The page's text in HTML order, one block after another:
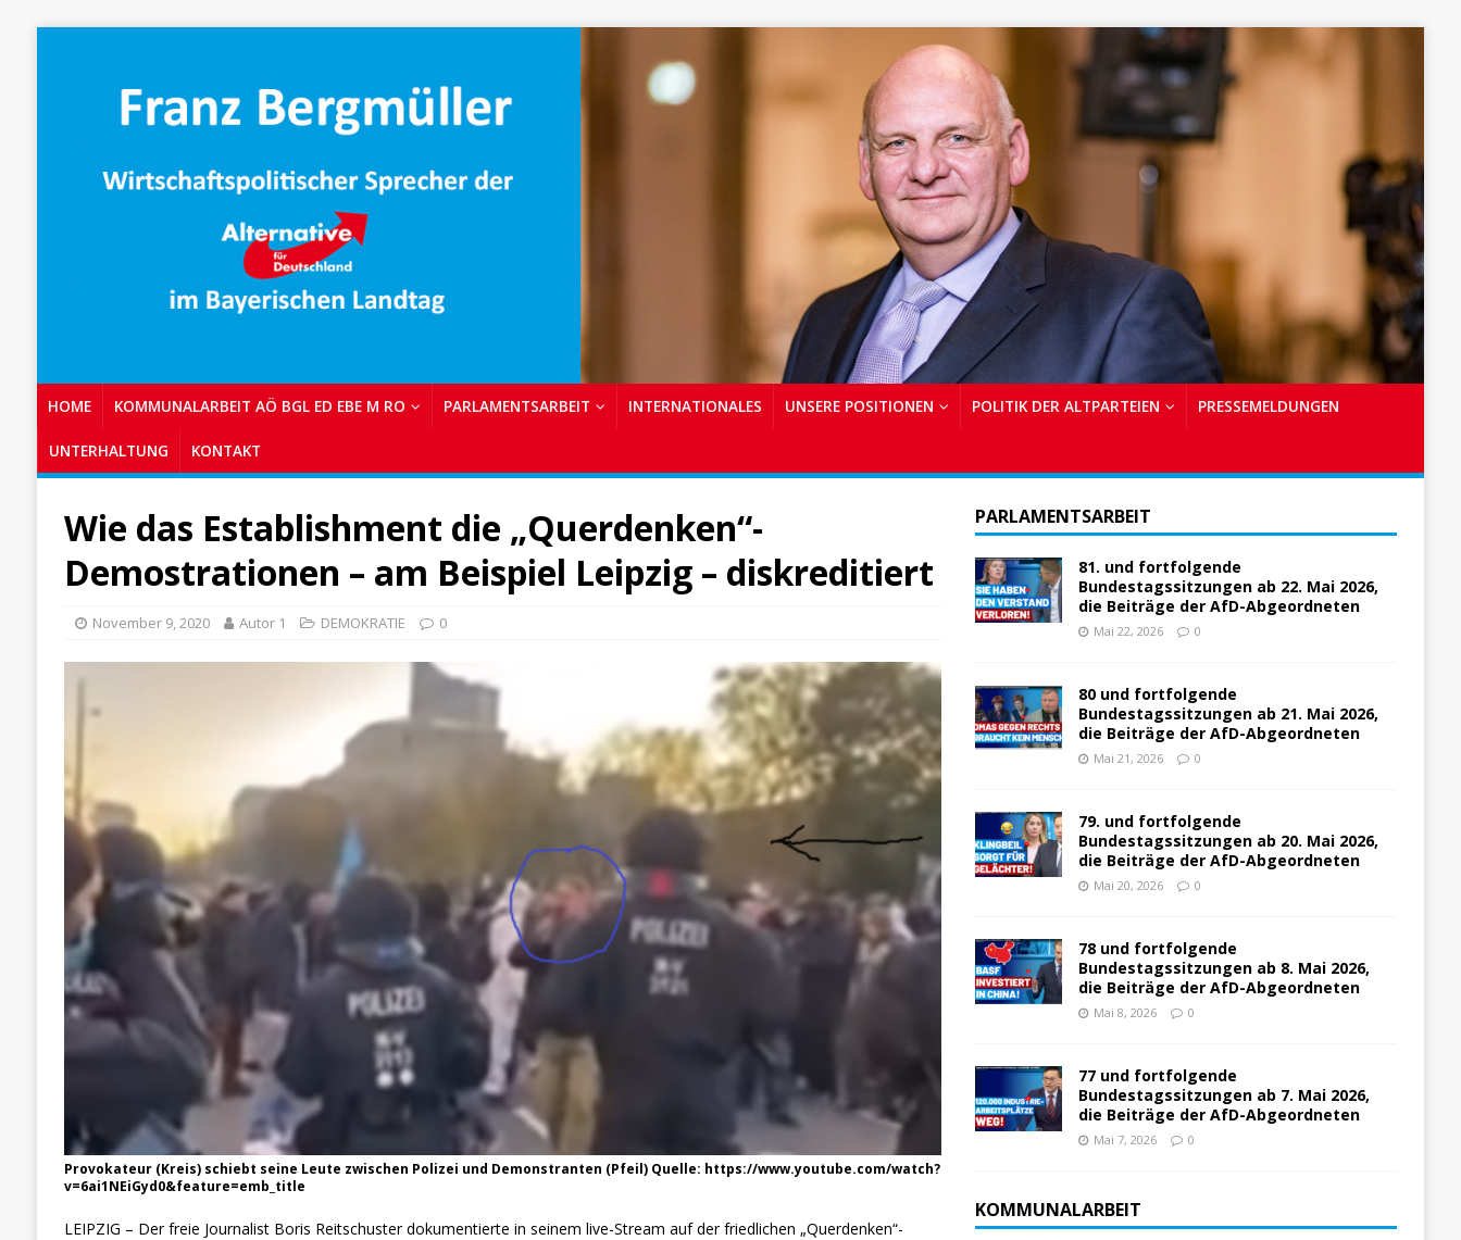
HOME KOMMUNALARBEIT AÖ BGL ED EBE M RO PARLAMENTSARBEIT INTERNATIONALES UNSERE POSITIONEN POLITIK DER ALTPARTEIEN PRESSEMELDUNGEN
UNTERHALTUNG KONTAKT
Wie das Establishment die „Querdenken“-
Demostrationen – am Beispiel Leipzig – diskreditiert
November 9, 2020 Autor 1 DEMOKRATIE 0
Provokateur (Kreis) schiebt seine Leute zwischen Polizei und Demonstranten (Pfeil) Quelle: https://www.youtube.com/watch?
v=6ai1NEiGyd0&feature=emb_title
LEIPZIG – Der freie Journalist Boris Reitschuster dokumentierte in seinem live-Stream auf der friedlichen „Querdenken“-
PARLAMENTSARBEIT
81. und fortfolgende
Bundestagssitzungen ab 22. Mai 2026,
die Beiträge der AfD-Abgeordneten
Mai 22, 2026 0
80 und fortfolgende
Bundestagssitzungen ab 21. Mai 2026,
die Beiträge der AfD-Abgeordneten
Mai 21, 2026 0
79. und fortfolgende
Bundestagssitzungen ab 20. Mai 2026,
die Beiträge der AfD-Abgeordneten
Mai 20, 2026 0
78 und fortfolgende
Bundestagssitzungen ab 8. Mai 2026,
die Beiträge der AfD-Abgeordneten
Mai 8, 2026 0
77 und fortfolgende
Bundestagssitzungen ab 7. Mai 2026,
die Beiträge der AfD-Abgeordneten
Mai 7, 2026 0
KOMMUNALARBEIT